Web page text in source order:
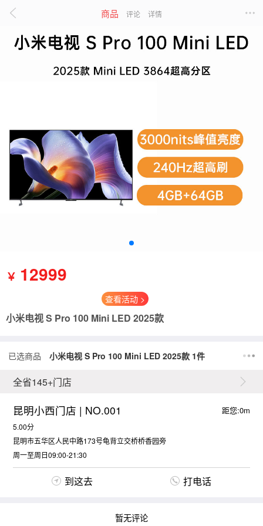
商品 评论 详情
￥ 12999
查看活动 >
小米电视 S Pro 100 Mini LED 2025款
已选商品 小米电视 S Pro 100 Mini LED 2025款 1件
全省145+门店
昆明小西门店 | NO.001 距您:0m
5.00分
昆明市五华区人民中路173号龟背立交桥桥香园旁
周一至周日09:00-21:30
到这去 打电话
暂无评论